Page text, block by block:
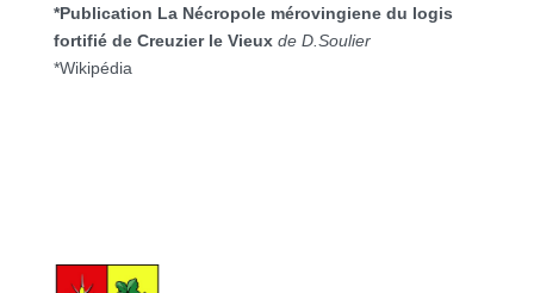
*Publication La Nécropole mérovingiene du logis
fortifié de Creuzier le Vieux de D.Soulier
*Wikipédia